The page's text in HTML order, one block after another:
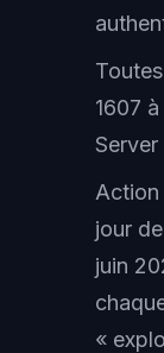
1607
Action
jour
juin
«